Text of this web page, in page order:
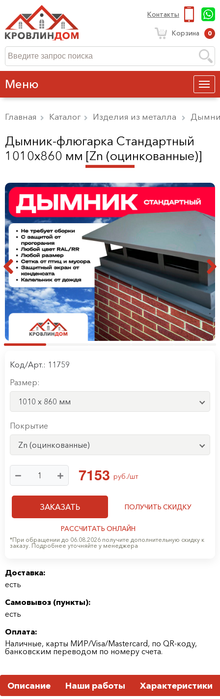
Контакты
Корзина 0
Меню
Главная Каталог Изделия из металла
Дымник-флюгарка Стандартный
1010х860 мм [Zn (оцинкованные)]
Код/Арт.: 11759
Размер:
1010 x 860 мм
Покрытие
Zn (оцинкованные)
7153 руб./шт
ЗАКАЗАТЬ ПОЛУЧИТЬ СКИДКУ
РАССЧИТАТЬ ОНЛАЙН
*При обращении до 06.08.2026 получите дополнительную скидку к
заказу. Подробнее уточняйте у менеджера
Доставка:
есть
Самовывоз (пункты):
есть
Оплата:
Наличные, карты МИР/Visa/Mastercard, по QR-коду,
банковским переводом по номеру счета.
Описание Наши работы Характеристики